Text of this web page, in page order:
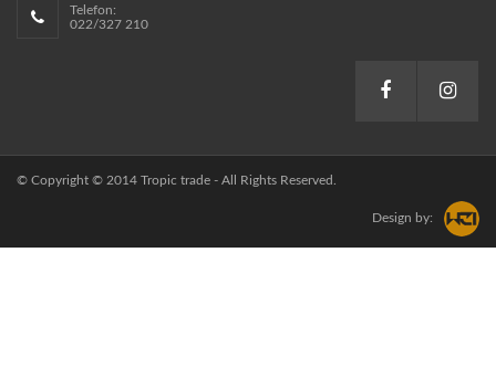
Telefon:
022/327 210
© Copyright © 2014 Tropic trade - All Rights Reserved.
Design by: